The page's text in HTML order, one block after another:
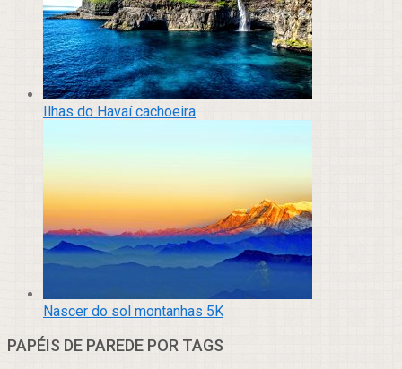
Ilhas do Havaí cachoeira
Nascer do sol montanhas 5K
PAPÉIS DE PAREDE POR TAGS